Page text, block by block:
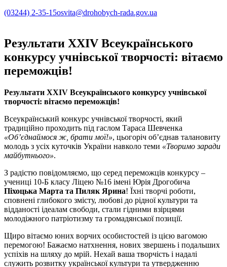
(03244) 2-35-15osvita@drohobych-rada.gov.ua
Результати ХХІV Всеукраїнського
конкурсу учнівської творчості: вітаємо
переможців!
Результати ХХІV Всеукраїнського конкурсу учнівської
творчості: вітаємо переможців!
Всеукраїнський конкурс учнівської творчості, який
традиційно проходить під гаслом Тараса Шевченка
«Об’єднаймося ж, брати мої!», цьогоріч об’єднав талановиту
молодь з усіх куточків України навколо теми «Творимо заради
майбутнього».
З радістю повідомляємо, що серед переможців конкурсу –
учениці 10-Б класу Ліцею №16 імені Юрія Дрогобича
Піхоцька Марта та Пиляк Ярина! Їхні творчі роботи,
сповнені глибокого змісту, любові до рідної культури та
відданості ідеалам свободи, стали гідними взірцями
молодіжного патріотизму та громадянської позиції.
Щиро вітаємо юних ворчих особистостей із цією вагомою
перемогою! Бажаємо натхнення, нових звершень і подальших
успіхів на шляху до мрій. Нехай ваша творчість і надалі
служить розвитку української культури та утвердженню